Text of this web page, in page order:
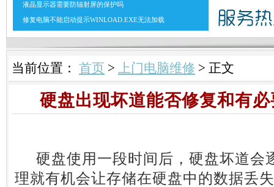
液晶显示器需要防辐射屏的保护吗
修复电脑不能启动提示WINLOAD.EXE无法加载
当前位置： 首页 > 上门电脑维修 > 正文
硬盘出现坏道能否修复和有
硬盘使用一段时间后，硬盘坏道会
理就有机会让存储在硬盘中的数据丢